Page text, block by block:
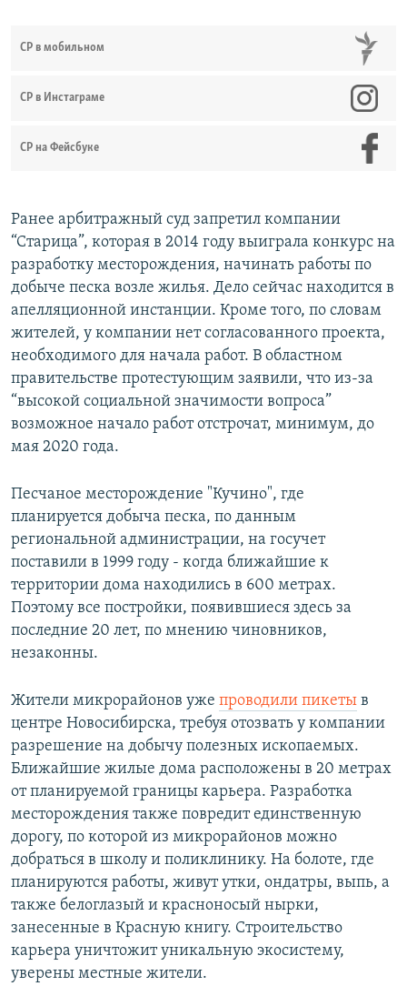
СР в мобильном
СР в Инстаграме
СР на Фейсбуке
Ранее арбитражный суд запретил компании
“Старица”, которая в 2014 году выиграла конкурс на
разработку месторождения, начинать работы по
добыче песка возле жилья. Дело сейчас находится в
апелляционной инстанции. Кроме того, по словам
жителей, у компании нет согласованного проекта,
необходимого для начала работ. В областном
правительстве протестующим заявили, что из-за
“высокой социальной значимости вопроса”
возможное начало работ отстрочат, минимум, до
мая 2020 года.
Песчаное месторождение "Кучино", где
планируется добыча песка, по данным
региональной администрации, на госучет
поставили в 1999 году - когда ближайшие к
территории дома находились в 600 метрах.
Поэтому все постройки, появившиеся здесь за
последние 20 лет, по мнению чиновников,
незаконны.
Жители микрорайонов уже проводили пикеты в
центре Новосибирска, требуя отозвать у компании
разрешение на добычу полезных ископаемых.
Ближайшие жилые дома расположены в 20 метрах
от планируемой границы карьера. Разработка
месторождения также повредит единственную
дорогу, по которой из микрорайонов можно
добраться в школу и поликлинику. На болоте, где
планируются работы, живут утки, ондатры, выпь, а
также белоглазый и красноносый нырки,
занесенные в Красную книгу. Строительство
карьера уничтожит уникальную экосистему,
уверены местные жители.